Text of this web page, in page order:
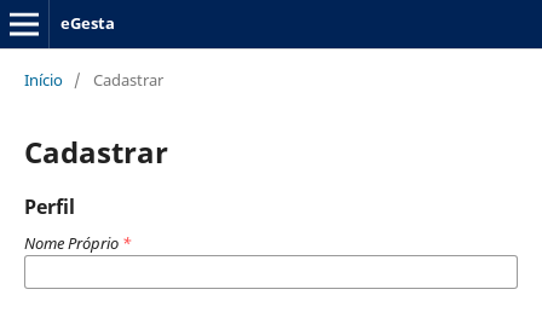
eGesta
Início / Cadastrar
Cadastrar
Perfil
Nome Próprio *